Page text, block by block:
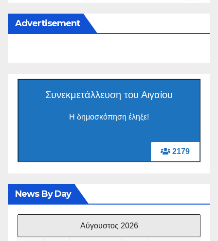
Advertisement
2179
Συνεκμετάλλευση του Αιγαίου
Η δημοσκόπηση έληξε!
News By Day
Αύγουστος 2026